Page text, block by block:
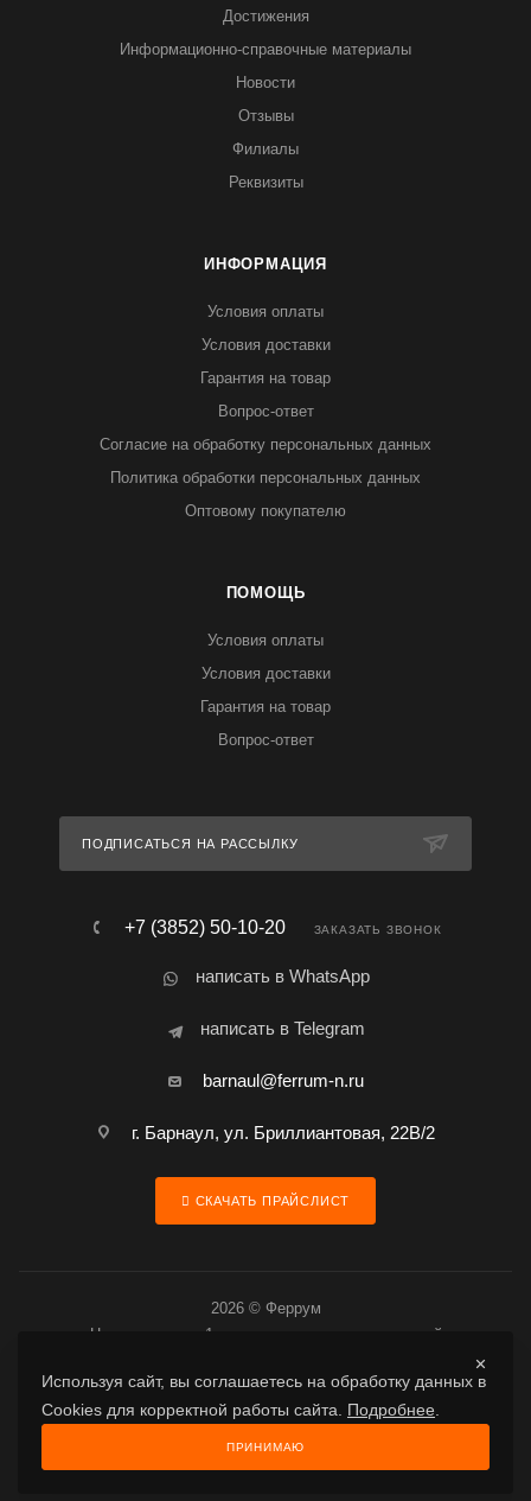
Достижения
Информационно-справочные материалы
Новости
Отзывы
Филиалы
Реквизиты
ИНФОРМАЦИЯ
Условия оплаты
Условия доставки
Гарантия на товар
Вопрос-ответ
Согласие на обработку персональных данных
Политика обработки персональных данных
Оптовому покупателю
ПОМОЩЬ
Условия оплаты
Условия доставки
Гарантия на товар
Вопрос-ответ
ПОДПИСАТЬСЯ НА РАССЫЛКУ
+7 (3852) 50-10-20 ЗАКАЗАТЬ ЗВОНОК
написать в WhatsApp
написать в Telegram
barnaul@ferrum-n.ru
г. Барнаул, ул. Бриллиантовая, 22В/2
СКАЧАТЬ ПРАЙСЛИСТ
2026 © Феррум
Цена товара за 1 шт. является предварительной
Используя сайт, вы соглашаетесь на обработку данных в
Cookies для корректной работы сайта. Подробнее
ПРИНИМАЮ